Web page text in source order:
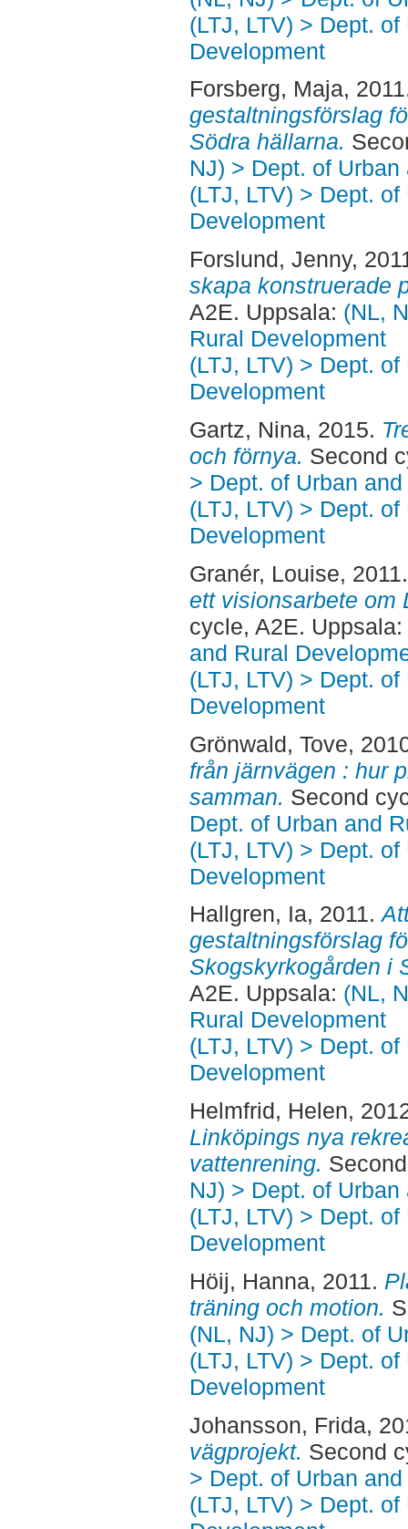
(LTJ, LTV) > Dept.
Development
Forsberg, Maja,
gestaltningsförslag
Södra hällarna.
NJ) > Dept. of
(LTJ, LTV) > Dept.
Development
Forslund, Jenny,
skapa konstruerade
A2E. Uppsala: (NL,
Rural Development
(LTJ, LTV) > Dept.
Development
Gartz, Nina, 2015.
och förnya. Second
> Dept. of Urban
(LTJ, LTV) > Dept.
Development
Granér, Louise,
ett visionsarbete om
cycle, A2E. Uppsala:
and Rural
(LTJ, LTV) > Dept.
Development
Grönwald, Tove,
från järnvägen : hur
samman. Second
Dept. of Urban and
(LTJ, LTV) > Dept.
Development
Hallgren, Ia, 2011.
gestaltningsförslag
Skogskyrkogården i
A2E. Uppsala: (NL,
Rural Development
(LTJ, LTV) > Dept.
Development
Helmfrid, Helen,
Linköpings nya
vattenrening.
NJ) > Dept. of
(LTJ, LTV) > Dept.
Development
Höij, Hanna, 2011.
träning och motion.
(NL, NJ) > Dept. of
(LTJ, LTV) > Dept.
Development
Johansson, Frida,
vägprojekt. Second
> Dept. of Urban
(LTJ, LTV) > Dept.